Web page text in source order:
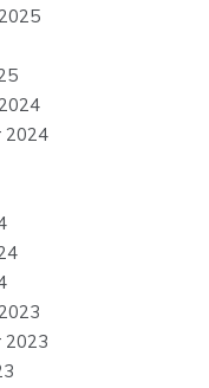
2024
2023